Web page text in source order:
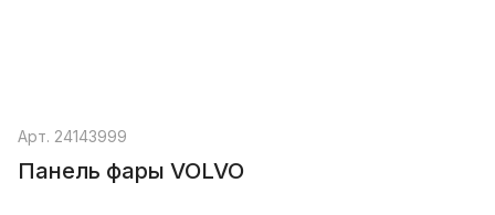
Арт. 24143999
Панель фары VOLVO